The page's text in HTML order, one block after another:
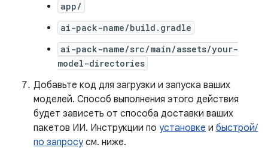
app/
ai-pack-name/build.gradle
ai-pack-name/src/main/assets/your-
model-directories
Добавьте код для загрузки и запуска ваших
моделей. Способ выполнения этого действия
будет зависеть от способа доставки ваших
пакетов ИИ. Инструкции по установке и быстрой/
по запросусм. ниже.